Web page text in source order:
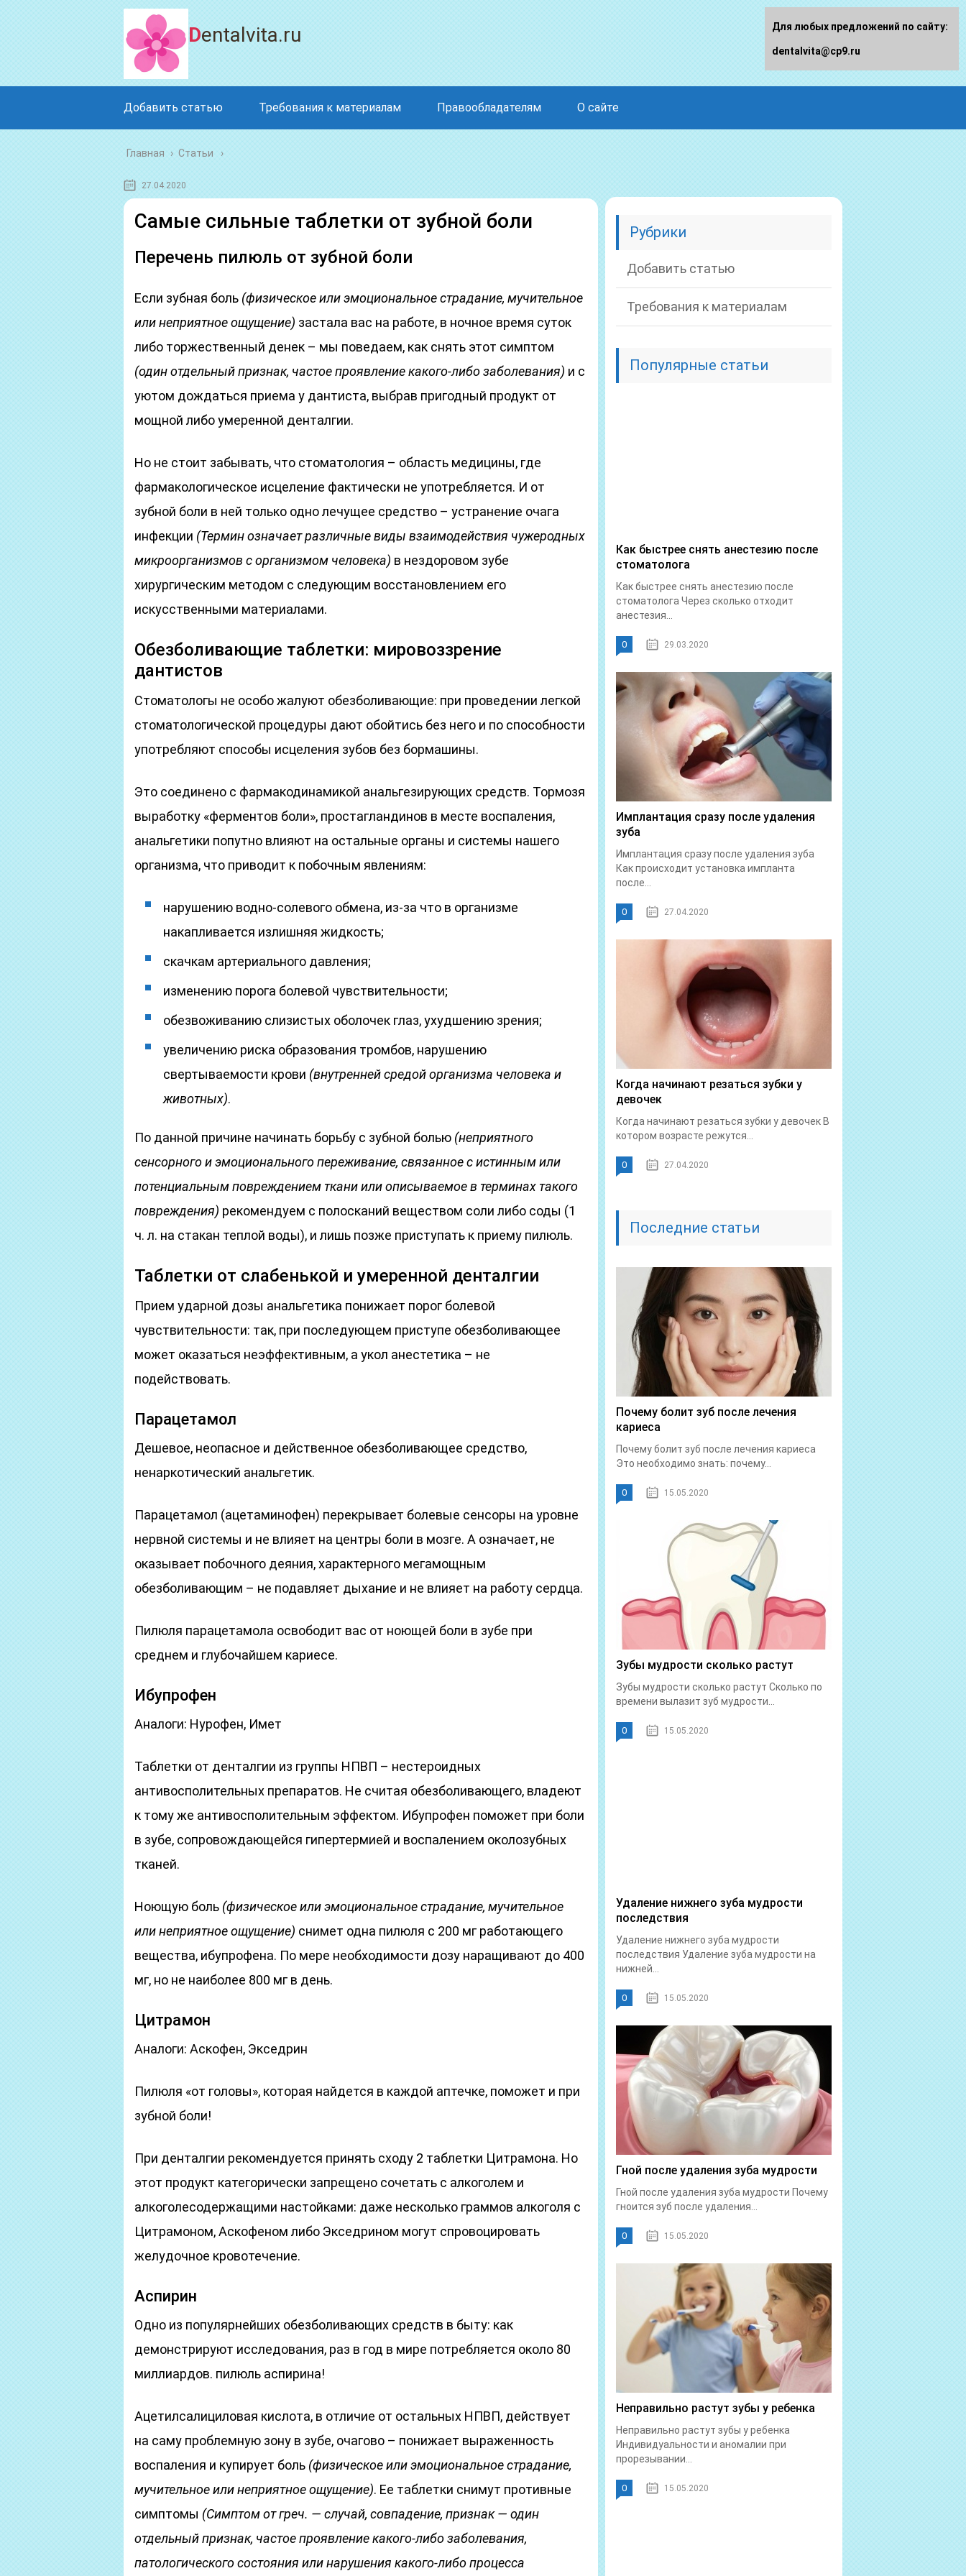
Dentalvita.ru
Добавить статью Требования к материалам Правообладателям О сайте
Главная › Статьи
27.04.2020
Самые сильные таблетки от зубной боли
Перечень пилюль от зубной боли
Если зубная боль (физическое или эмоциональное страдание, мучительное
или неприятное ощущение) застала вас на работе, в ночное время суток
либо торжественный денек – мы поведаем, как снять этот симптом
(один отдельный признак, частое проявление какого-либо заболевания) и с
уютом дождаться приема у дантиста, выбрав пригодный продукт от
мощной либо умеренной денталгии.
Но не стоит забывать, что стоматология – область медицины, где
фармакологическое исцеление фактически не употребляется. И от
зубной боли в ней только одно лечущее средство – устранение очага
инфекции (Термин означает различные виды взаимодействия чужеродных
микроорганизмов с организмом человека) в нездоровом зубе
хирургическим методом с следующим восстановлением его
искусственными материалами.
Обезболивающие таблетки: мировоззрение
дантистов
Стоматологы не особо жалуют обезболивающие: при проведении легкой
стоматологической процедуры дают обойтись без него и по способности
употребляют способы исцеления зубов без бормашины.
Это соединено с фармакодинамикой анальгезирующих средств. Тормозя
выработку «ферментов боли», простагландинов в месте воспаления,
анальгетики попутно влияют на остальные органы и системы нашего
организма, что приводит к побочным явлениям:
нарушению водно-солевого обмена, из-за что в организме
накапливается излишняя жидкость;
скачкам артериального давления;
изменению порога болевой чувствительности;
обезвоживанию слизистых оболочек глаз, ухудшению зрения;
увеличению риска образования тромбов, нарушению
свертываемости крови (внутренней средой организма человека и
животных).
По данной причине начинать борьбу с зубной болью (неприятного
сенсорного и эмоционального переживание, связанное с истинным или
потенциальным повреждением ткани или описываемое в терминах такого
повреждения) рекомендуем с полосканий веществом соли либо соды (1
ч. л. на стакан теплой воды), и лишь позже приступать к приему пилюль.
Таблетки от слабенькой и умеренной денталгии
Прием ударной дозы анальгетика понижает порог болевой
чувствительности: так, при последующем приступе обезболивающее
может оказаться неэффективным, а укол анестетика – не
подействовать.
Парацетамол
Дешевое, неопасное и действенное обезболивающее средство,
ненаркотический анальгетик.
Парацетамол (ацетаминофен) перекрывает болевые сенсоры на уровне
нервной системы и не влияет на центры боли в мозге. А означает, не
оказывает побочного деяния, характерного мегамощным
обезболивающим – не подавляет дыхание и не влияет на работу сердца.
Пилюля парацетамола освободит вас от ноющей боли в зубе при
среднем и глубочайшем кариесе.
Ибупрофен
Аналоги: Нурофен, Имет
Таблетки от денталгии из группы НПВП – нестероидных
антивосполительных препаратов. Не считая обезболивающего, владеют
к тому же антивосполительным эффектом. Ибупрофен поможет при боли
в зубе, сопровождающейся гипертермией и воспалением околозубных
тканей.
Ноющую боль (физическое или эмоциональное страдание, мучительное
или неприятное ощущение) снимет одна пилюля с 200 мг работающего
вещества, ибупрофена. По мере необходимости дозу наращивают до 400
мг, но не наиболее 800 мг в день.
Цитрамон
Аналоги: Аскофен, Экседрин
Пилюля «от головы», которая найдется в каждой аптечке, поможет и при
зубной боли!
При денталгии рекомендуется принять сходу 2 таблетки Цитрамона. Но
этот продукт категорически запрещено сочетать с алкоголем и
алкоголесодержащими настойками: даже несколько граммов алкоголя с
Цитрамоном, Аскофеном либо Экседрином могут спровоцировать
желудочное кровотечение.
Аспирин
Одно из популярнейших обезболивающих средств в быту: как
демонстрируют исследования, раз в год в мире потребляется около 80
миллиардов. пилюль аспирина!
Ацетилсалициловая кислота, в отличие от остальных НПВП, действует
на саму проблемную зону в зубе, очагово – понижает выраженность
воспаления и купирует боль (физическое или эмоциональное страдание,
мучительное или неприятное ощущение). Ее таблетки снимут противные
симптомы (Симптом от греч. — случай, совпадение, признак — один
отдельный признак, частое проявление какого-либо заболевания,
патологического состояния или нарушения какого-либо процесса
Рубрики
Добавить статью
Требования к материалам
Популярные статьи
Как быстрее снять анестезию после
стоматолога
Как быстрее снять анестезию после
стоматолога Через сколько отходит
анестезия...
0 29.03.2020
Имплантация сразу после удаления
зуба
Имплантация сразу после удаления зуба
Как происходит установка импланта
после...
0 27.04.2020
Когда начинают резаться зубки у
девочек
Когда начинают резаться зубки у девочек В
котором возрасте режутся...
0 27.04.2020
Последние статьи
Почему болит зуб после лечения
кариеса
Почему болит зуб после лечения кариеса
Это необходимо знать: почему...
0 15.05.2020
Зубы мудрости сколько растут
Зубы мудрости сколько растут Сколько по
времени вылазит зуб мудрости...
0 15.05.2020
Удаление нижнего зуба мудрости
последствия
Удаление нижнего зуба мудрости
последствия Удаление зуба мудрости на
нижней...
0 15.05.2020
Гной после удаления зуба мудрости
Гной после удаления зуба мудрости Почему
гноится зуб после удаления...
0 15.05.2020
Неправильно растут зубы у ребенка
Неправильно растут зубы у ребенка
Индивидуальности и аномалии при
прорезывании...
0 15.05.2020
Для любых предложений по сайту:
dentalvita@cp9.ru